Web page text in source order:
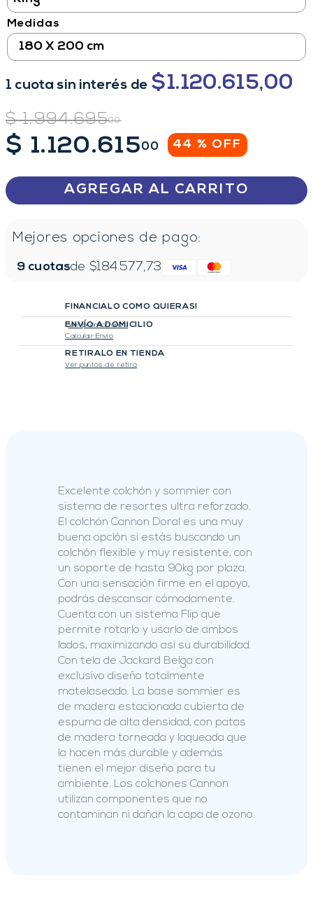
Medidas
180 X 200 cm
1 cuota sin interés de $1.120.615,00
$ 1.994.69500
$ 1.120.61500 44 % OFF
AGREGAR AL CARRITO
Mejores opciones de pago:
9 cuotasde $184.577,73
Ver promociones
FINANCIALO COMO QUIERAS!
ENVÍO A DOMICILIO
Calcular Envio
RETIRALO EN TIENDA
Ver puntos de retiro
Excelente colchón y sommier con
sistema de resortes ultra reforzado.
El colchón Cannon Doral es una muy
buena opción si estás buscando un
colchón flexible y muy resistente, con
un soporte de hasta 90kg por plaza.
Con una sensación firme en el apoyo,
podrás descansar cómodamente.
Cuenta con un sistema Flip que
permite rotarlo y usarlo de ambos
lados, maximizando así su durabilidad.
Con tela de Jackard Belga con
exclusivo diseño totalmente
matelaseado. La base sommier es
de madera estacionada cubierta de
espuma de alta densidad, con patas
de madera torneada y laqueada que
la hacen más durable y además
tienen el mejor diseño para tu
ambiente. Los colchones Cannon
utilizan componentes que no
contaminan ni dañan la capa de ozono.